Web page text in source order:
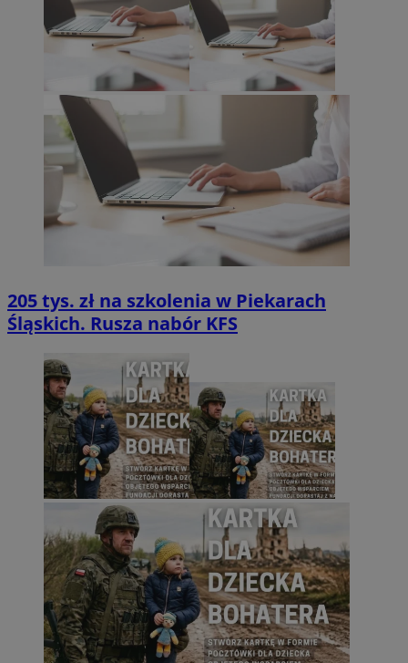
205 tys. zł na szkolenia w Piekarach
Śląskich. Rusza nabór KFS